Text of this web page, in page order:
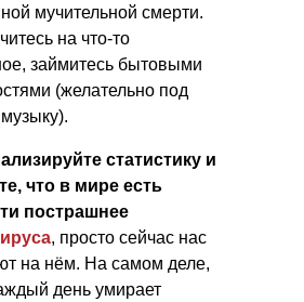
мучительной смерти.
на что-то
займитесь бытовыми
(желательно под
статистику и
что в мире есть
пострашнее
, просто сейчас нас
на нём. На самом деле,
день умирает